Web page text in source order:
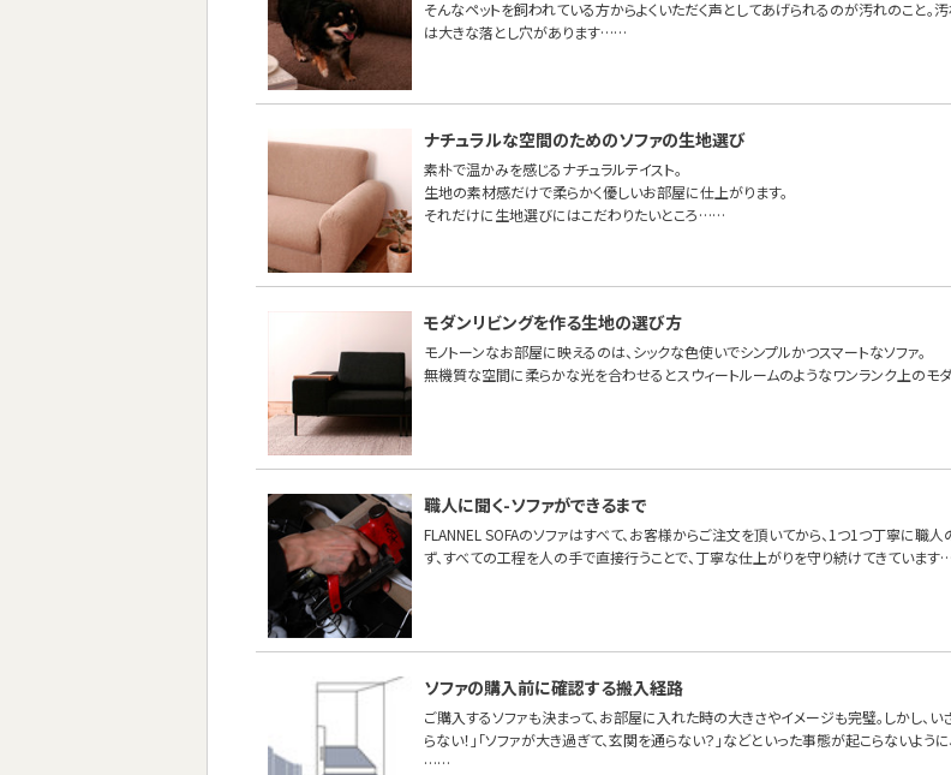
そんなペットを飼われている方からよくいただく声としてあげられるのが汚れのこと。
は大きな落とし穴があります……
ナチュラルな空間のためのソファの生地選び
素朴で温かみを感じるナチュラルテイスト。
生地の素材感だけで柔らかく優しいお部屋に仕上がります。
それだけに生地選びにはこだわりたいところ……
モダンリビングを作る生地の選び方
モノトーンなお部屋に映えるのは、シックな色使いでシンプルかつスマートなソファ。
無機質な空間に柔らかな光を合わせるとスウィートルームのようなワンランク上のモ
職人に聞く-ソファができるまで
FLANNEL SOFAのソファはすべて、お客様からご注文を頂いてから、1つ1つ丁寧に職
ず、すべての工程を人の手で直接行うことで、丁寧な仕上がりを守り続けてきていま
ソファの購入前に確認する搬入経路
ご購入するソファも決まって、お部屋に入れた時の大きさやイメージも完璧。しかし、
らない！」「ソファが大き過ぎて、玄関を通らない？」などといった事態が起こらないよ
……